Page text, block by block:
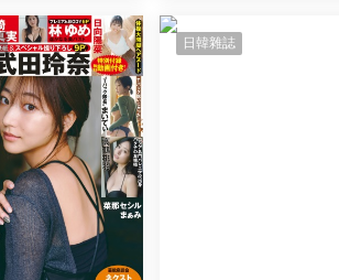
日韓雜誌